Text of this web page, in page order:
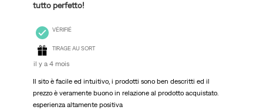
tutto perfetto!
VÉRIFIÉ
TIRAGE AU SORT
il y a 4 mois
Il sito è facile ed intuitivo, i prodotti sono ben descritti ed il
prezzo è veramente buono in relazione al prodotto acquistato.
esperienza altamente positiva